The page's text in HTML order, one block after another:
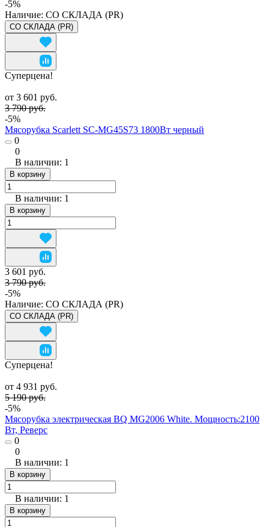
-5%
Наличие: СО СКЛАДА (PR)
СО СКЛАДА (PR)
Суперцена!
от 3 601 руб.
3 790 руб.
-5%
Мясорубка Scarlett SC-MG45S73 1800Вт черный
0
0
В наличии: 1
В корзину
В наличии: 1
В корзину
3 601 руб.
3 790 руб.
-5%
Наличие: СО СКЛАДА (PR)
СО СКЛАДА (PR)
Суперцена!
от 4 931 руб.
5 190 руб.
-5%
Мясорубка электрическая BQ MG2006 White. Мощность:2100
Вт, Реверс
0
0
В наличии: 1
В корзину
В наличии: 1
В корзину